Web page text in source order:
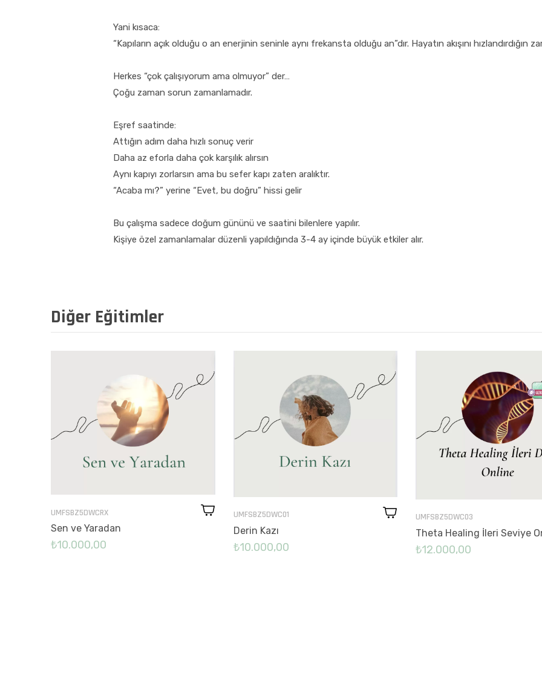
Yani kısaca:
“Kapıların açık olduğu o an enerjinin seninle aynı frekansta olduğu an”dır. Hayatın akışını hızlandırdığın
Herkes “çok çalışıyorum ama olmuyor” der…
Çoğu zaman sorun zamanlamadır.
Eşref saatinde:
Attığın adım daha hızlı sonuç verir
Daha az eforla daha çok karşılık alırsın
Aynı kapıyı zorlarsın ama bu sefer kapı zaten aralıktır.
“Acaba mı?” yerine “Evet, bu doğru” hissi gelir
Bu çalışma sadece doğum gününü ve saatini bilenlere yapılır.
Kişiye özel zamanlamalar düzenli yapıldığında 3-4 ay içinde büyük etkiler alır.
Diğer Eğitimler
UMFSBZ5DWCRX
Sen ve Yaradan
₺10.000,00
UMFSBZ5DWC01
Derin Kazı
₺10.000,00
UMFSBZ5DWC03
Theta Healing İleri Seviye
₺12.000,00